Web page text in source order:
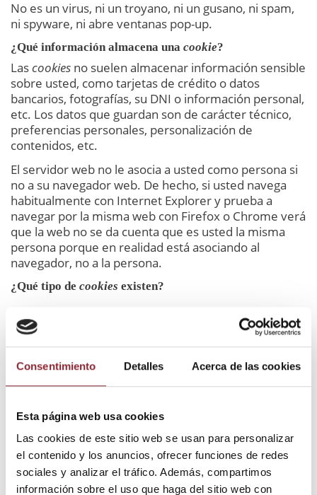
Consentimiento Detalles Acerca de las cookies
Esta página web usa cookies
Las cookies de este sitio web se usan para personalizar
el contenido y los anuncios, ofrecer funciones de redes
sociales y analizar el tráfico. Además, compartimos
información sobre el uso que haga del sitio web con
No es un virus, ni un troyano, ni un gusano, ni spam,
ni spyware, ni abre ventanas pop-up.
¿Qué información almacena una cookie?
Lascookies no suelen almacenar información sensible
sobre usted, como tarjetas de crédito o datos
bancarios, fotografías, su DNI o información personal,
etc. Los datos que guardan son de carácter técnico,
preferencias personales, personalización de
contenidos, etc.
El servidor web no le asocia a usted como persona si
no a su navegador web. De hecho, si usted navega
habitualmente con Internet Explorer y prueba a
navegar por la misma web con Firefox o Chrome verá
que la web no se da cuenta que es usted la misma
persona porque en realidad está asociando al
navegador, no a la persona.
¿Qué tipo de cookies existen?
permiten, entre otras cosas, saber cuándo está
navegando un humano o una aplicación
automatizada, cuándo navega un usuario
anónimo y uno registrado, tareas básicas para el
funcionamiento de cualquier web dinámica.
el tipo de navegación que está realizando, las
secciones que más utiliza, productos
consultados, franja horaria de uso, idioma, etc.
Cookiespublicitarias: Muestran publicidad en
función de su navegación, su país de